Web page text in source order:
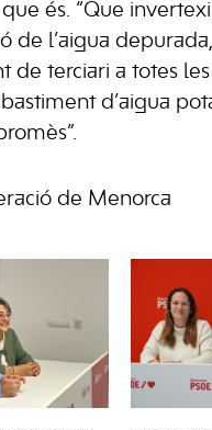
és. “Que
de l’aigua
de terciari a totes
d’aigua
de Menorca